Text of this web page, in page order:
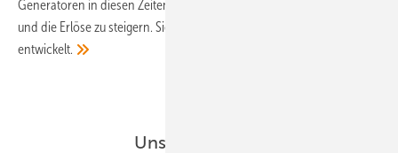
Generatoren in diesen Zeiten abzuregeln, um Verluste zu vermeiden
und die Erlöse zu steigern. Sie haben dafür einen eigenen Preisindex
entwickelt.
Unsere Themen